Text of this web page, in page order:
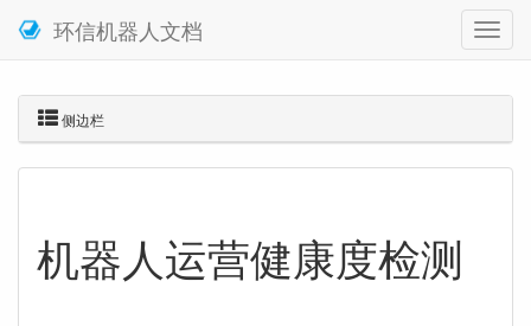
环信机器人文档
侧边栏
机器人运营健康度检测